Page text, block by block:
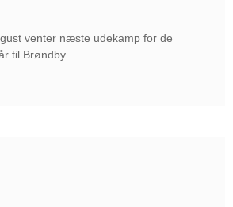
venter næste udekamp for de
til Brøndby